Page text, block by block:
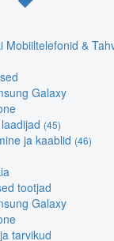
Mobiiltelefonid &
Galaxy
(45)
ja kaablid (46)
tootjad
Galaxy
tarvikud